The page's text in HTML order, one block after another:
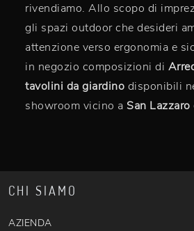
rivendiamo. Allo scopo di
gli spazi outdoor che desideri
attenzione verso ergonomia e
in negozio composizioni di
tavolini da giardino disponibili
showroom vicino a San Lazzaro
CHI SIAMO
AZIENDA